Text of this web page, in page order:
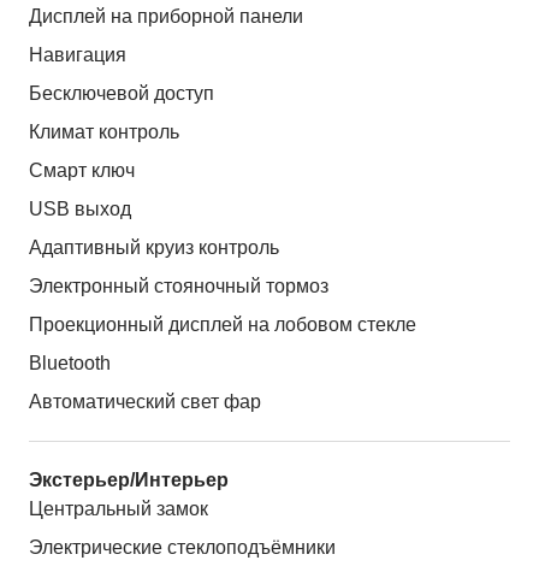
Дисплей на приборной панели
Навигация
Бесключевой доступ
Климат контроль
Смарт ключ
USB выход
Адаптивный круиз контроль
Электронный стояночный тормоз
Проекционный дисплей на лобовом стекле
Bluetooth
Автоматический свет фар
Экстерьер/Интерьер
Центральный замок
Электрические стеклоподъёмники